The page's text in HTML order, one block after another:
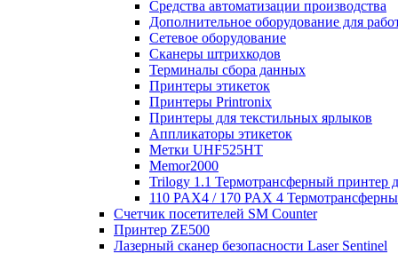
Средства автоматизации производства
Дополнительное оборудование для
Сетевое оборудование
Сканеры штрихкодов
Терминалы сбора данных
Принтеры этикеток
Принтеры Printronix
Принтеры для текстильных ярлыков
Аппликаторы этикеток
Метки UHF525HT
Memor2000
Trilogy 1.1 Термотрансферный принтер
110 PAX4 / 170 PAX 4
Счетчик посетителей SM Counter
Принтер ZE500
Лазерный сканер безопасности Laser Sentinel